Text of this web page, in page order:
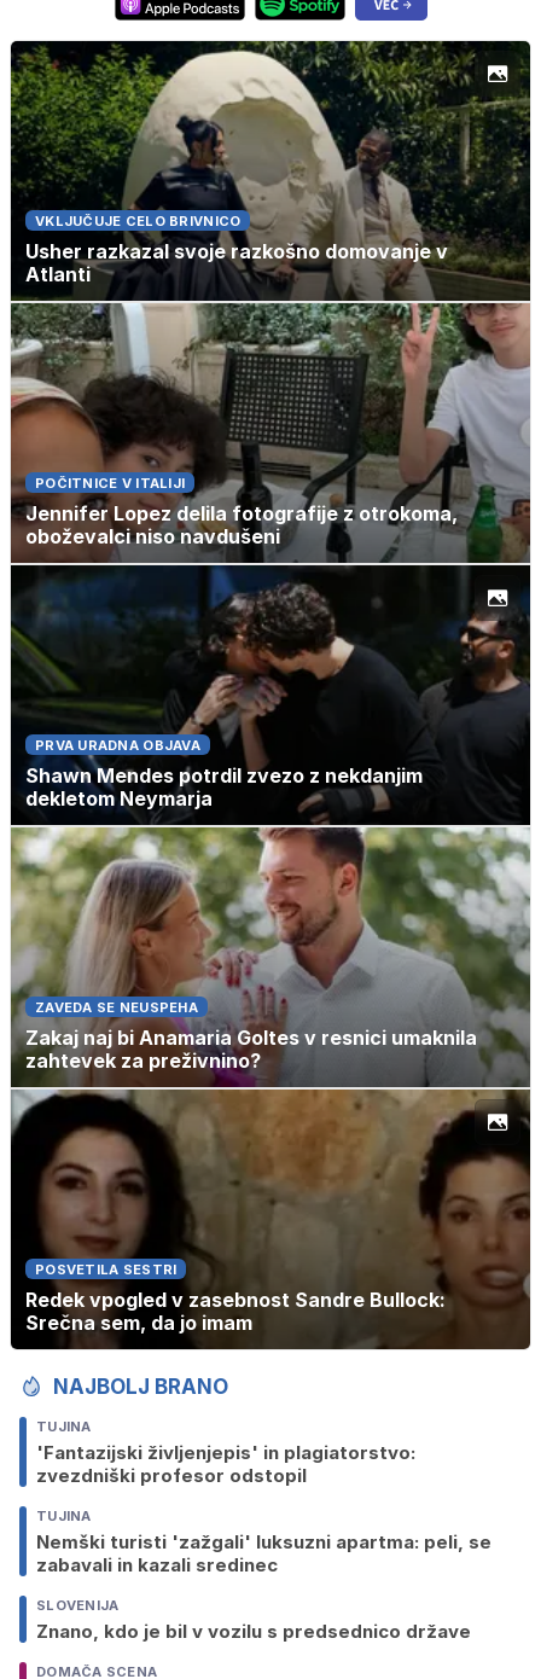
VKLJUČUJE CELO BRIVNICO
Usher razkazal svoje razkošno domovanje v
Atlanti
POČITNICE V ITALIJI
Jennifer Lopez delila fotografije z otrokoma,
oboževalci niso navdušeni
PRVA URADNA OBJAVA
Shawn Mendes potrdil zvezo z nekdanjim
dekletom Neymarja
ZAVEDA SE NEUSPEHA
Zakaj naj bi Anamaria Goltes v resnici umaknila
zahtevek za preživnino?
POSVETILA SESTRI
Redek vpogled v zasebnost Sandre Bullock:
Srečna sem, da jo imam
NAJBOLJ BRANO
TUJINA
'Fantazijski življenjepis' in plagiatorstvo:
zvezdniški profesor odstopil
TUJINA
Nemški turisti 'zažgali' luksuzni apartma: peli, se
zabavali in kazali sredinec
SLOVENIJA
Znano, kdo je bil v vozilu s predsednico države
DOMAČA SCENA